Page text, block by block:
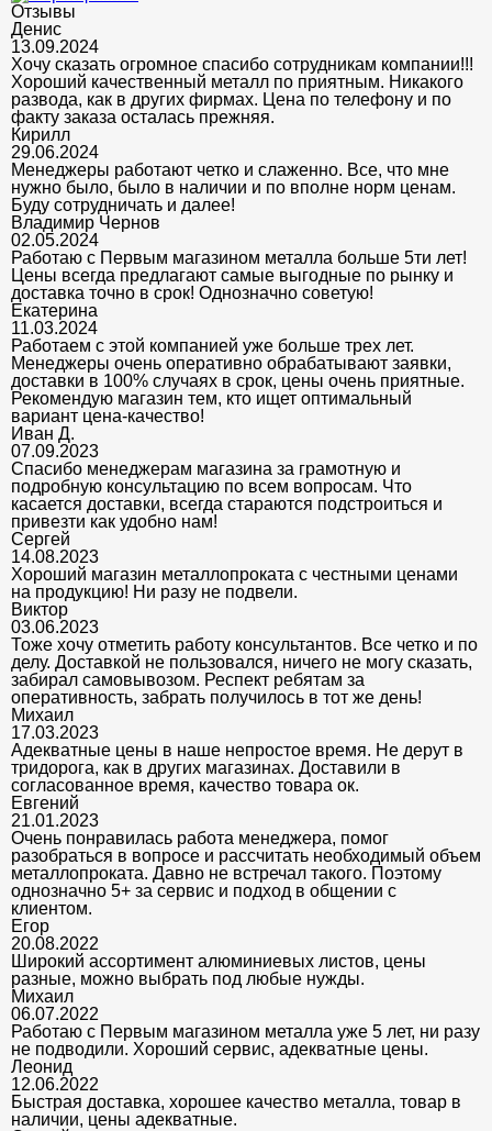
Отзывы
Денис
13.09.2024
Хочу сказать огромное спасибо сотрудникам компании!!!
Хороший качественный металл по приятным. Никакого
развода, как в других фирмах. Цена по телефону и по
факту заказа осталась прежняя.
Кирилл
29.06.2024
Менеджеры работают четко и слаженно. Все, что мне
нужно было, было в наличии и по вполне норм ценам.
Буду сотрудничать и далее!
Владимир Чернов
02.05.2024
Работаю с Первым магазином металла больше 5ти лет!
Цены всегда предлагают самые выгодные по рынку и
доставка точно в срок! Однозначно советую!
Екатерина
11.03.2024
Работаем с этой компанией уже больше трех лет.
Менеджеры очень оперативно обрабатывают заявки,
доставки в 100% случаях в срок, цены очень приятные.
Рекомендую магазин тем, кто ищет оптимальный
вариант цена-качество!
Иван Д.
07.09.2023
Спасибо менеджерам магазина за грамотную и
подробную консультацию по всем вопросам. Что
касается доставки, всегда стараются подстроиться и
привезти как удобно нам!
Сергей
14.08.2023
Хороший магазин металлопроката с честными ценами
на продукцию! Ни разу не подвели.
Виктор
03.06.2023
Тоже хочу отметить работу консультантов. Все четко и по
делу. Доставкой не пользовался, ничего не могу сказать,
забирал самовывозом. Респект ребятам за
оперативность, забрать получилось в тот же день!
Михаил
17.03.2023
Адекватные цены в наше непростое время. Не дерут в
тридорога, как в других магазинах. Доставили в
согласованное время, качество товара ок.
Евгений
21.01.2023
Очень понравилась работа менеджера, помог
разобраться в вопросе и рассчитать необходимый объем
металлопроката. Давно не встречал такого. Поэтому
однозначно 5+ за сервис и подход в общении с
клиентом.
Егор
20.08.2022
Широкий ассортимент алюминиевых листов, цены
разные, можно выбрать под любые нужды.
Михаил
06.07.2022
Работаю с Первым магазином металла уже 5 лет, ни разу
не подводили. Хороший сервис, адекватные цены.
Леонид
12.06.2022
Быстрая доставка, хорошее качество металла, товар в
наличии, цены адекватные.